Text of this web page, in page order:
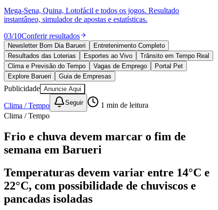
Política
Esportes
Saúde
Segurança
Cultura
Meio Ambiente
Obras
Educação
Bairros de Barueri
AldeiaAldeia da SerraAldeia de Barueri
Vista
CalifórniaCarapicuíba Chácaras Marco
Cidades da
RegiãoCotiaCruz Preta Engenho NovoFazenda
Militar ItapeviJandiraJardim AudirJardim BelvalJardim
Jardim dos Altos
EsperançaJardim GrazielaJardim Iracema
Mega-Sena, Quina, Lotofácil e todos os jogos. Resultado
instantâneo, simulador de apostas e estatísticas.
03/10Conferir resultados
Newsletter Bom Dia Barueri
Entretenimento Completo
Resultados das Loterias
Esportes ao Vivo
Trânsito em Tempo Real
Clima e Previsão do Tempo
Vagas de Emprego
Portal Pet
Explore Barueri
Guia de Empresas
Publicidade Anuncie Aqui
Clima / Tempo Seguir 1 min de leitura
Clima / Tempo
Frio e chuva devem marcar o fim de
semana em Barueri
Temperaturas devem variar entre 14°C e
22°C, com possibilidade de chuviscos e
pancadas isoladas